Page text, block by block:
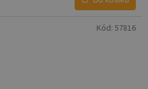
Kód: 57816